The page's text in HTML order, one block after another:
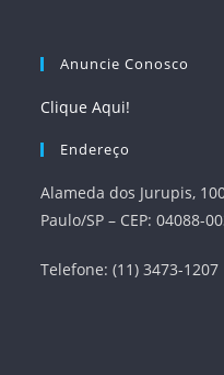
Anuncie Conosco
Clique Aqui!
Endereço
Alameda dos Jurupis,
Paulo/SP – CEP: 04088-
Telefone: (11) 3473-1207